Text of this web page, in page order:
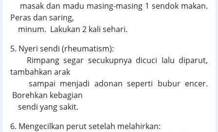
masak dan madu masing-masing 1 sendok makan.
Peras dan saring,
minum. Lakukan 2 kali sehari.
5. Nyeri sendi (rheumatism):
Rimpang segar secukupnya dicuci Ialu diparut,
tambahkan arak
sampai menjadi adonan seperti bubur encer.
Borehkan kebagian
sendi yang sakit.
6. Mengecilkan perut setelah melahirkan: